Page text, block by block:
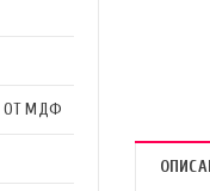
ОТ МДФ